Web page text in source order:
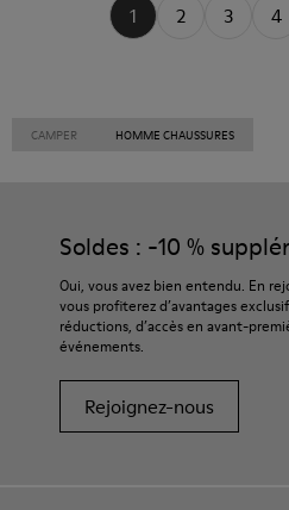
1 2 3 4
CAMPER HOMME CHAUSSURES
Soldes : -10 %
Oui, vous avez bien entendu. En
vous profiterez d’avantages
réductions, d’accès en avant-
événements.
Rejoignez-nous